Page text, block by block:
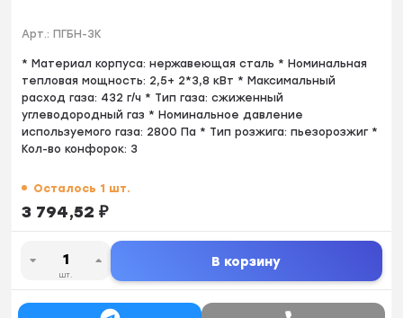
Арт.: ПГБН-3К
* Материал корпуса: нержавеющая сталь * Номинальная
тепловая мощность: 2,5+ 2*3,8 кВт * Максимальный
расход газа: 432 г/ч * Тип газа: сжиженный
углеводородный газ * Номинальное давление
используемого газа: 2800 Па * Тип розжига: пьезорозжиг *
Кол-во конфорок: 3
Осталось 1 шт.
3 794,52 ₽
шт.
В корзину